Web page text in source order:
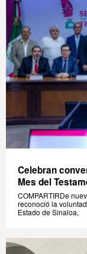
Celebran
Mes del
COMPARTIRDe
reconoció la
Estado de Sinaloa,